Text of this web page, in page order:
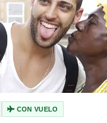
CON VUELO